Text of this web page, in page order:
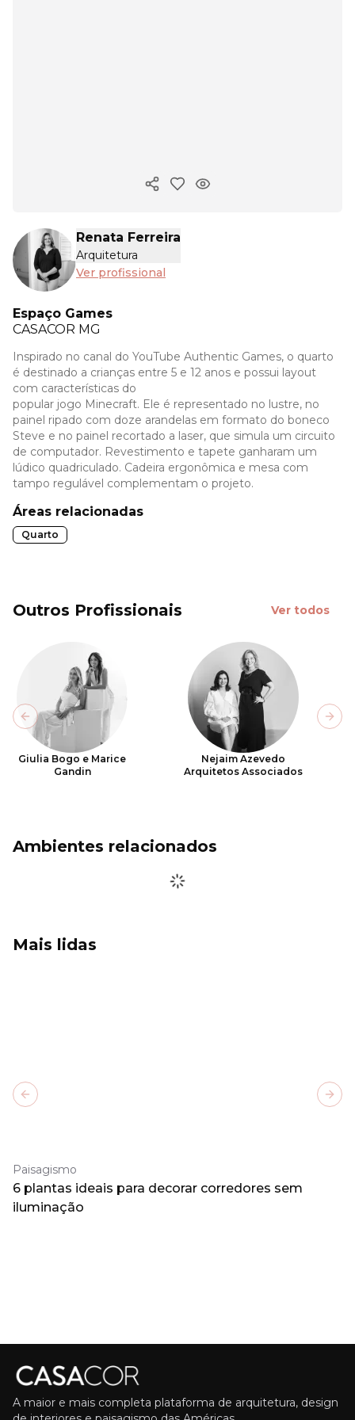
Copiar link
Renata Ferreira
Arquitetura
Ver profissional
Espaço Games
CASACOR MG
Inspirado no canal do YouTube Authentic Games, o quarto
é destinado a crianças entre 5 e 12 anos e possui layout
com características do
popular jogo Minecraft. Ele é representado no lustre, no
painel ripado com doze arandelas em formato do boneco
Steve e no painel recortado a laser, que simula um circuito
de computador. Revestimento e tapete ganharam um
lúdico quadriculado. Cadeira ergonômica e mesa com
tampo regulável complementam o projeto.
Áreas relacionadas
Quarto
Outros Profissionais Ver todos
Giulia Bogo e Marice
Gandin
Nejaim Azevedo
Arquitetos Associados
Previous slide
Ambientes relacionados
Mais lidas
Paisagismo
6 plantas ideais para decorar corredores sem
iluminação
Previous slide
A maior e mais completa plataforma de arquitetura, design